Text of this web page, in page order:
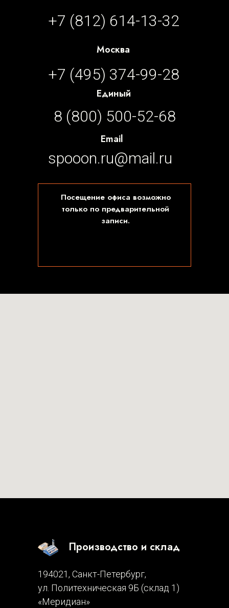
+7 (812) 614-13-32
Москва
+7 (495) 374-99-28
Единый
8 (800) 500-52-68
Email
spooon.ru@mail.ru
Посещение офиса возможно
только по предварительной
записи.
Производство и склад
194021, Санкт-Петербург,
ул. Политехническая 9Б (склад 1)
«Меридиан»